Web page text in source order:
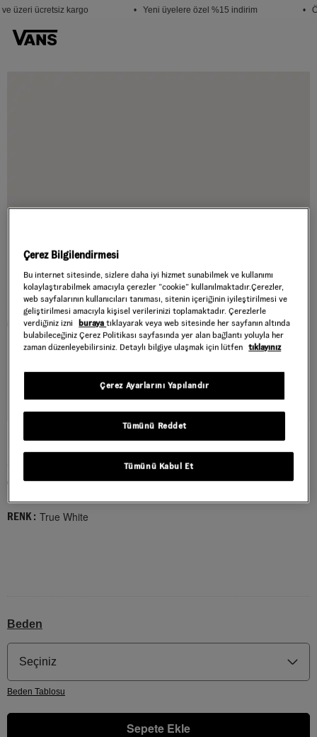
üzeri ücretsiz kargo • Yeni üyelere özel %15 indirim •
ULTRARANGE 2.0 RW AYAKKABI
Style : VN000D60W001
6.999,00 TL
RENK : True White
Beden
Seçiniz
Beden Tablosu
Sepete Ekle
Çerez Bilgilendirmesi
Bu internet sitesinde, sizlere daha iyi hizmet sunabilmek ve kullanımı
kolaylaştırabilmek amacıyla çerezler ”cookie” kullanılmaktadır.Çerezler,
web sayfalarının kullanıcıları tanıması, sitenin içeriğinin iyileştirilmesi ve
geliştirilmesi amacıyla kişisel verilerinizi toplamaktadır. Çerezlerle
verdiğiniz izni
burayatıklayarak veya web sitesinde her sayfanın altında
bulabileceğiniz Çerez Politikası sayfasında yer alan bağlantı yoluyla her
zaman düzenleyebilirsiniz. Detaylı bilgiye ulaşmak için lütfen tıklayınız
Tümünü Reddet
Tümünü Kabul Et
Çerez Ayarlarını Yapılandır